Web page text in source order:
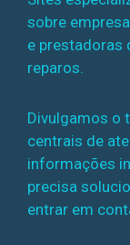
sobre
e prestadoras
reparos.
Divulgamos o
centrais de
informações
precisa
entrar em